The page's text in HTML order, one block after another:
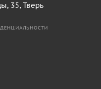
35, Тверь